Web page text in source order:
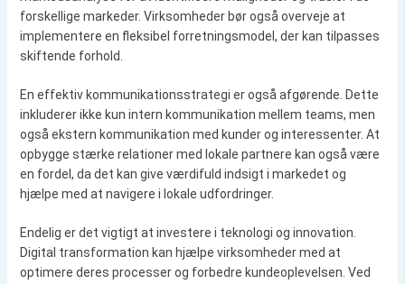
forskellige markeder. Virksomheder bør også overveje at
implementere en fleksibel forretningsmodel, der kan tilpasses
skiftende forhold.
En effektiv kommunikationsstrategi er også afgørende. Dette
inkluderer ikke kun intern kommunikation mellem teams, men
også ekstern kommunikation med kunder og interessenter. At
opbygge stærke relationer med lokale partnere kan også være
en fordel, da det kan give værdifuld indsigt i markedet og
hjælpe med at navigere i lokale udfordringer.
Endelig er det vigtigt at investere i teknologi og innovation.
Digital transformation kan hjælpe virksomheder med at
optimere deres processer og forbedre kundeoplevelsen. Ved